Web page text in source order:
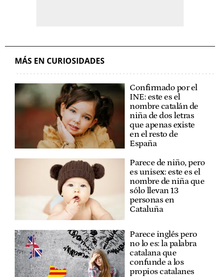
MÁS EN CURIOSIDADES
Confirmado por el
INE: este es el
nombre catalán de
niña de dos letras
que apenas existe
en el resto de
España
Parece de niño, pero
es unisex: este es el
nombre de niña que
sólo llevan 13
personas en
Cataluña
Parece inglés pero
no lo es: la palabra
catalana que
confunde a los
propios catalanes